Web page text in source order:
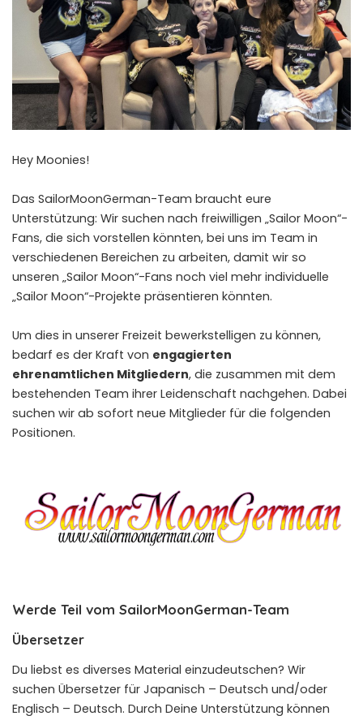
Hey Moonies!
Das SailorMoonGerman-Team braucht eure
Unterstützung: Wir suchen nach freiwilligen „Sailor Moon“-
Fans, die sich vorstellen könnten, bei uns im Team in
verschiedenen Bereichen zu arbeiten, damit wir so
unseren „Sailor Moon“-Fans noch viel mehr individuelle
„Sailor Moon“-Projekte präsentieren könnten.
Um dies in unserer Freizeit bewerkstelligen zu können,
bedarf es der Kraft von engagierten
ehrenamtlichen Mitgliedern, die zusammen mit dem
bestehenden Team ihrer Leidenschaft nachgehen. Dabei
suchen wir ab sofort neue Mitglieder für die folgenden
Positionen.
Werde Teil vom SailorMoonGerman-Team
Übersetzer
Du liebst es diverses Material einzudeutschen? Wir
suchen Übersetzer für Japanisch – Deutsch und/oder
Englisch – Deutsch. Durch Deine Unterstützung können